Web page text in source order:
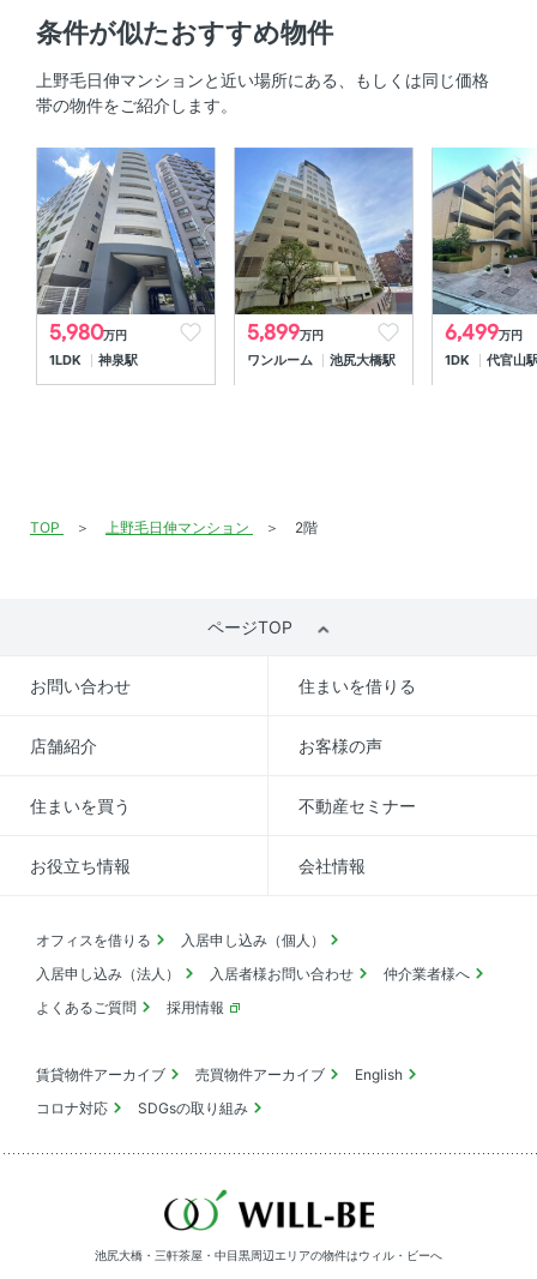
駐輪場 設置有り 500円/月
バイク置場
分譲会社
施工会社
管理会社 日本ハウズイング株式会社
管理形態 管理会社に全部委託
条件が似たおすすめ物件
上野毛日伸マンションと近い場所にある、もしくは同じ価格
帯の物件をご紹介します。
5,980万円
1LDK 神泉駅
5,899万円
ワンルーム 池尻大橋駅
6,499万円
1DK 代官山
TOP 上野毛日伸マンション 2階
ページTOP
お問い合わせ 住まいを借りる
店舗紹介 お客様の声
住まいを買う 不動産セミナー
お役立ち情報 会社情報
オフィスを借りる
入居申し込み（個人）
入居申し込み（法人）
入居者様お問い合わせ
仲介業者様へ
よくあるご質問
採用情報
賃貸物件アーカイブ 売買物件アーカイブ
English
コロナ対応
SDGsの取り組み
池尻大橋・三軒茶屋・中目黒周辺エリアの物件はウィル・ビーへ